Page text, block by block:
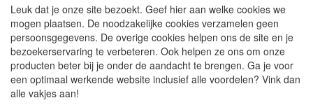
Leuk dat je onze site bezoekt. Geef hier aan welke cookies we
mogen plaatsen. De noodzakelijke cookies verzamelen geen
persoonsgegevens. De overige cookies helpen ons de site en je
bezoekerservaring te verbeteren. Ook helpen ze ons om onze
producten beter bij je onder de aandacht te brengen. Ga je voor
een optimaal werkende website inclusief alle voordelen? Vink dan
alle vakjes aan!
***GROEP 08*** TEKENEN EN KLEUREN, GELPEN,MARKER
***GROEP 09*** KRALEN EN TOEBEHOREN
***GROEP 10*** WENSKAARTEN MET ENV. €0,75
Service